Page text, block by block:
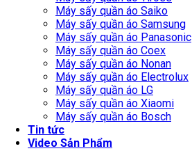
Máy sấy quần áo Saiko
Máy sấy quần áo Samsung
Máy sấy quần áo Panasonic
Máy sấy quần áo Coex
Máy sấy quần áo Nonan
Máy sấy quần áo Electrolux
Máy sấy quần áo LG
Máy sấy quần áo Xiaomi
Máy sấy quần áo Bosch
Tin tức
Video Sản Phẩm